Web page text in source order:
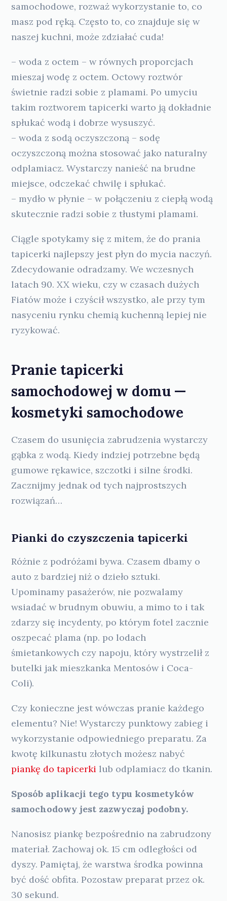
samochodowe, rozważ wykorzystanie to, co
masz pod ręką. Często to, co znajduje się w
naszej kuchni, może zdziałać cuda!
– woda z octem – w równych proporcjach
mieszaj wodę z octem. Octowy roztwór
świetnie radzi sobie z plamami. Po umyciu
takim roztworem tapicerki warto ją dokładnie
spłukać wodą i dobrze wysuszyć.
– woda z sodą oczyszczoną – sodę
oczyszczoną można stosować jako naturalny
odplamiacz. Wystarczy nanieść na brudne
miejsce, odczekać chwilę i spłukać.
– mydło w płynie – w połączeniu z ciepłą wodą
skutecznie radzi sobie z tłustymi plamami.
Ciągle spotykamy się z mitem, że do prania
tapicerki najlepszy jest płyn do mycia naczyń.
Zdecydowanie odradzamy. We wczesnych
latach 90. XX wieku, czy w czasach dużych
Fiatów może i czyścił wszystko, ale przy tym
nasyceniu rynku chemią kuchenną lepiej nie
ryzykować.
Pranie tapicerki
samochodowej w domu —
kosmetyki samochodowe
Czasem do usunięcia zabrudzenia wystarczy
gąbka z wodą. Kiedy indziej potrzebne będą
gumowe rękawice, szczotki i silne środki.
Zacznijmy jednak od tych najprostszych
rozwiązań…
Pianki do czyszczenia tapicerki
Różnie z podróżami bywa. Czasem dbamy o
auto z bardziej niż o dzieło sztuki.
Upominamy pasażerów, nie pozwalamy
wsiadać w brudnym obuwiu, a mimo to i tak
zdarzy się incydenty, po którym fotel zacznie
oszpecać plama (np. po lodach
śmietankowych czy napoju, który wystrzelił z
butelki jak mieszkanka Mentosów i Coca-
Coli).
Czy konieczne jest wówczas pranie każdego
elementu? Nie! Wystarczy punktowy zabieg i
wykorzystanie odpowiedniego preparatu. Za
kwotę kilkunastu złotych możesz nabyć
piankę do tapicerki lub odplamiacz do tkanin.
Sposób aplikacji tego typu kosmetyków
samochodowy jest zazwyczaj podobny.
Nanosisz piankę bezpośrednio na zabrudzony
materiał. Zachowaj ok. 15 cm odległości od
dyszy. Pamiętaj, że warstwa środka powinna
być dość obfita. Pozostaw preparat przez ok.
30 sekund.